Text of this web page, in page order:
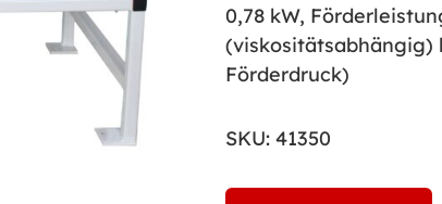
0,78 kW,
(viskositätsabhängig)
Förderdruck)
SKU: 41350